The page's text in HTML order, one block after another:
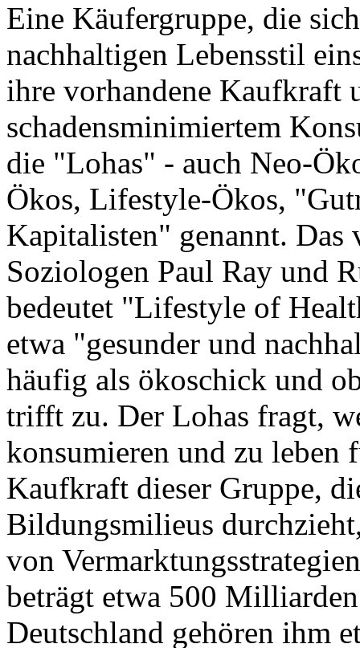
Eine Käufergruppe, die
nachhaltigen Lebensstil
ihre vorhandene Kaufkraft
schadensminimiertem
die "Lohas" - auch Neo-
Ökos, Lifestyle-Ökos,
Kapitalisten" genannt. Das
Soziologen Paul Ray und
bedeutet "Lifestyle of
etwa "gesunder und
häufig als ökoschick und
trifft zu. Der Lohas fragt,
konsumieren und zu
Kaufkraft dieser Gruppe,
Bildungsmilieus
von
beträgt etwa 500
Deutschland gehören ihm